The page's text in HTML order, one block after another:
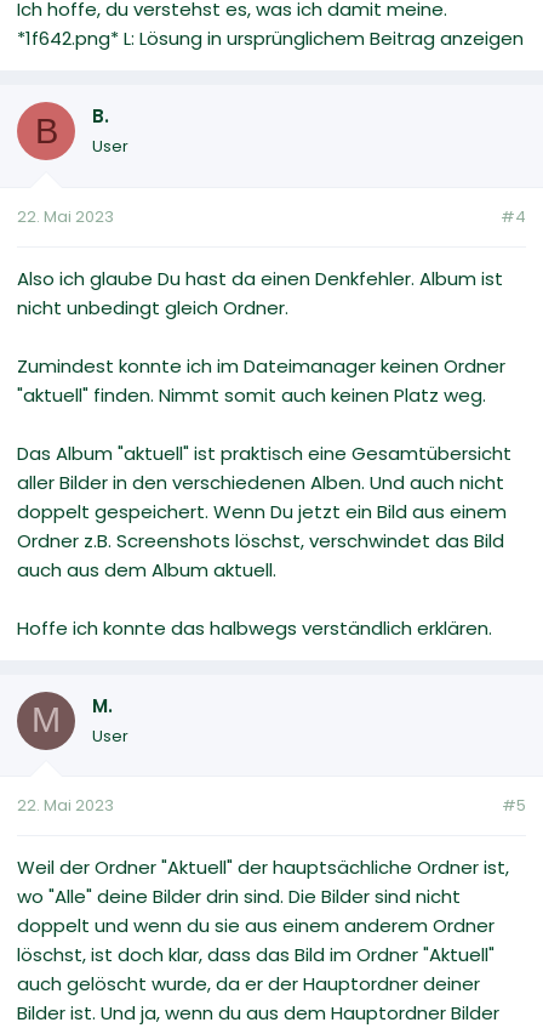
Ich hoffe, du verstehst es, was ich damit meine.
*1f642.png* L: Lösung in ursprünglichem Beitrag anzeigen
B B.
User
22. Mai 2023 #4
Also ich glaube Du hast da einen Denkfehler. Album ist
nicht unbedingt gleich Ordner.
Zumindest konnte ich im Dateimanager keinen Ordner
"aktuell" finden. Nimmt somit auch keinen Platz weg.
Das Album "aktuell" ist praktisch eine Gesamtübersicht
aller Bilder in den verschiedenen Alben. Und auch nicht
doppelt gespeichert. Wenn Du jetzt ein Bild aus einem
Ordner z.B. Screenshots löschst, verschwindet das Bild
auch aus dem Album aktuell.
Hoffe ich konnte das halbwegs verständlich erklären.
M M.
User
22. Mai 2023 #5
Weil der Ordner "Aktuell" der hauptsächliche Ordner ist,
wo "Alle" deine Bilder drin sind. Die Bilder sind nicht
doppelt und wenn du sie aus einem anderem Ordner
löschst, ist doch klar, dass das Bild im Ordner "Aktuell"
auch gelöscht wurde, da er der Hauptordner deiner
Bilder ist. Und ja, wenn du aus dem Hauptordner Bilder